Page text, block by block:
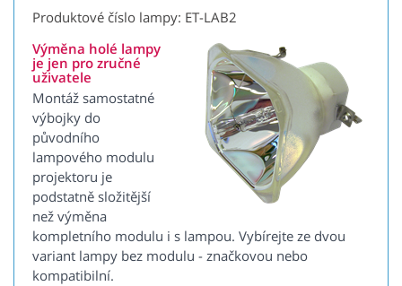
Produktové číslo lampy: ET-LAB2
Výměna holé lampy
je jen pro zručné
uživatele
Montáž samostatné
výbojky do
původního
lampového modulu
projektoru je
podstatně složitější
než výměna
kompletního modulu i s lampou. Vybírejte ze dvou
variant lampy bez modulu - značkovou nebo
kompatibilní.